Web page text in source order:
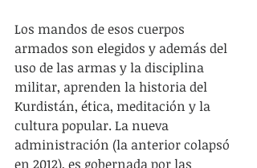
Los mandos de esos cuerpos
armados son elegidos y además del
uso de las armas y la disciplina
militar, aprenden la historia del
Kurdistán, ética, meditación y la
cultura popular. La nueva
administración (la anterior colapsó
en 2012), es gobernada por las